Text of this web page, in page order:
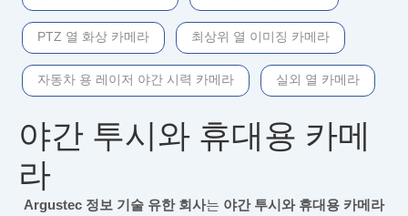
PTZ 열 화상 카메라 최상위 열 이미징 카메라
자동차 용 레이저 야간 시력 카메라 실외 열 카메라
야간 투시와 휴대용 카메
라
Argustec 정보 기술 유한 회사는 야간 투시와 휴대용 카메라